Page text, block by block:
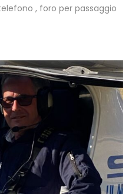
, foro per passaggio